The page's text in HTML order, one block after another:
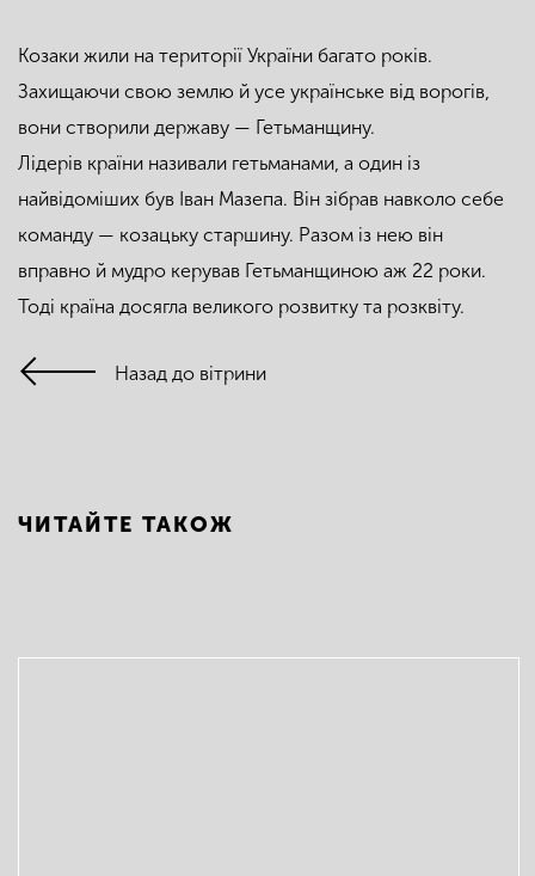
Козаки жили на території України багато років.
Захищаючи свою землю й усе українське від ворогів,
вони створили державу — Гетьманщину.
Лідерів країни називали гетьманами, а один із
найвідоміших був Іван Мазепа. Він зібрав навколо себе
команду — козацьку старшину. Разом із нею він
вправно й мудро керував Гетьманщиною аж 22 роки.
Тоді країна досягла великого розвитку та розквіту.
Назад до вітрини
ЧИТАЙТЕ ТАКОЖ